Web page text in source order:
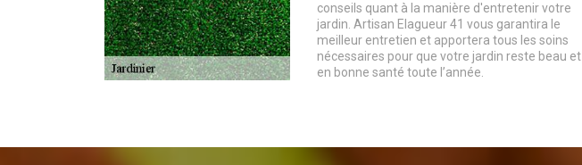
conseils quant à la manière d'entretenir votre
jardin. Artisan Elagueur 41 vous garantira le
meilleur entretien et apportera tous les soins
nécessaires pour que votre jardin reste beau et
en bonne santé toute l’année.